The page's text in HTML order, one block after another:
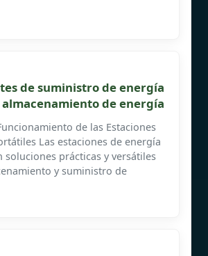
de suministro de energía
de energía
de las Estaciones
Las estaciones de energía
soluciones prácticas y versátiles
y suministro de